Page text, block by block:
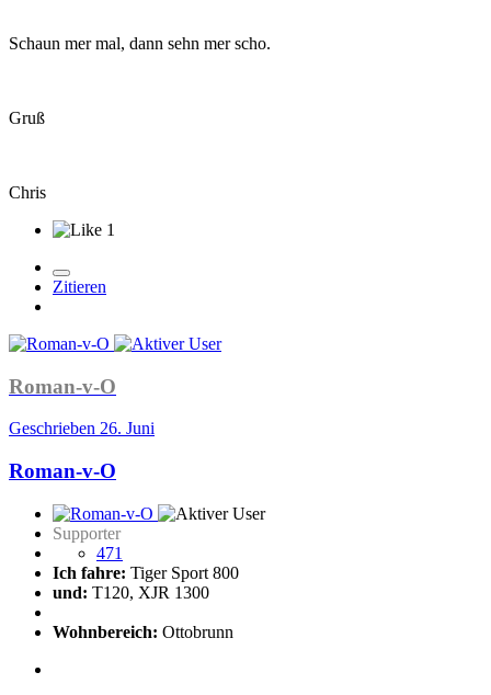
Schaun mer mal, dann sehn mer scho.
Gruß
Chris
1
Zitieren
Roman-v-O
Geschrieben 26. Juni
Roman-v-O
Supporter
471
Ich fahre: Tiger Sport 800
und: T120, XJR 1300
Wohnbereich: Ottobrunn